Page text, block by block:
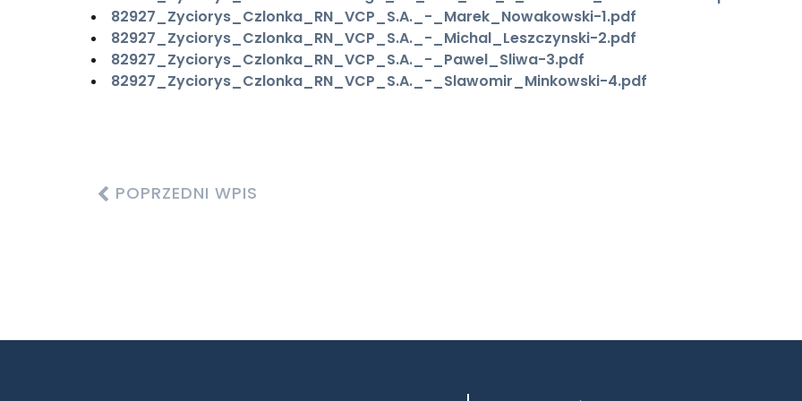
82927_Zyciorys_Czlonka_RN_VCP_S.A._-_Marek_Nowakowski-1.pdf
82927_Zyciorys_Czlonka_RN_VCP_S.A._-_Michal_Leszczynski-2.pdf
82927_Zyciorys_Czlonka_RN_VCP_S.A._-_Pawel_Sliwa-3.pdf
82927_Zyciorys_Czlonka_RN_VCP_S.A._-_Slawomir_Minkowski-4.pdf
POPRZEDNI WPIS